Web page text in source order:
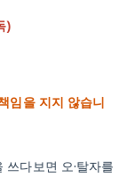
)
임을 지지 않습니
다보면 오·탈자를